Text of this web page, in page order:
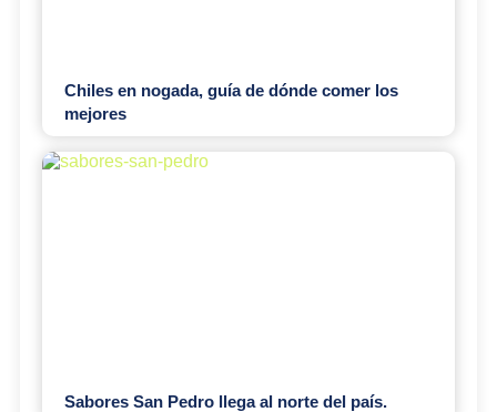
Chiles en nogada, guía de dónde comer los
mejores
Sabores San Pedro llega al norte del país.